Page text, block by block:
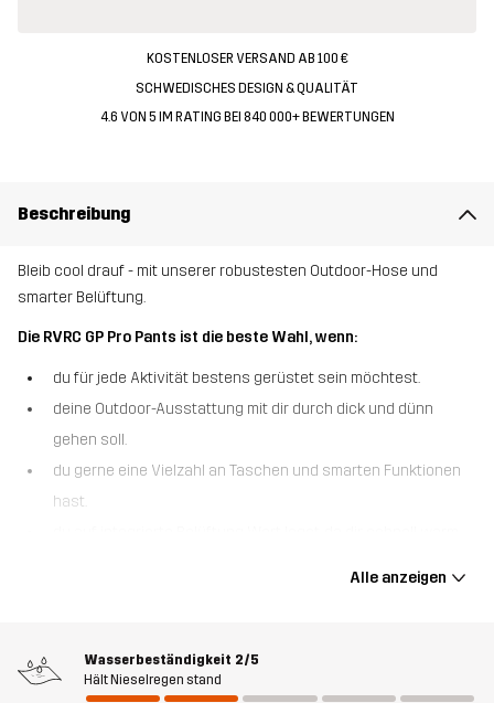
KOSTENLOSER VERSAND AB 100 €
SCHWEDISCHES DESIGN & QUALITÄT
4.6 VON 5 IM RATING BEI 840 000+ BEWERTUNGEN
Beschreibung
Bleib cool drauf - mit unserer robustesten Outdoor-Hose und
smarter Belüftung.
Die RVRC GP Pro Pants ist die beste Wahl, wenn:
du für jede Aktivität bestens gerüstet sein möchtest.
deine Outdoor-Ausstattung mit dir durch dick und dünn
gehen soll.
du gerne eine Vielzahl an Taschen und smarten Funktionen
hast.
Bestseller RVRC GP Pants zum Vorbild und wurde aus unserem
strapazierfähigsten Polycotton-Canvas gefertigt und ist mit
Alle anzeigen
Wasserbeständigkeit 2/5
Hält Nieselregen stand